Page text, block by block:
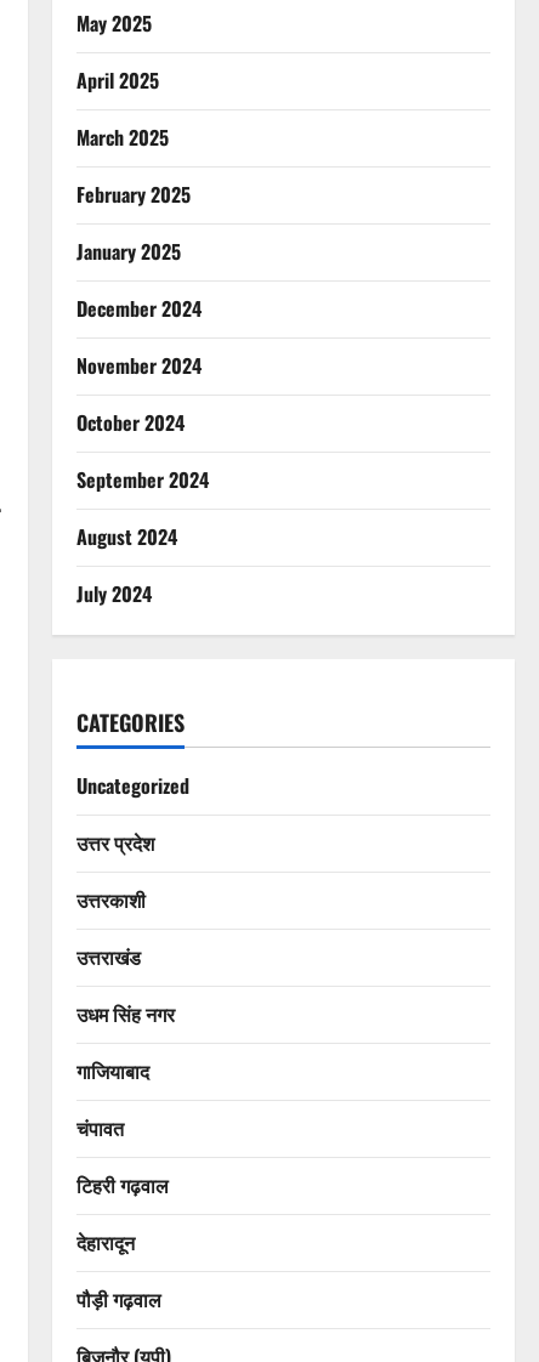
May 2025
April 2025
March 2025
February 2025
January 2025
December 2024
November 2024
October 2024
September 2024
August 2024
July 2024
CATEGORIES
Uncategorized
उत्तर प्रदेश
उत्तरकाशी
उत्तराखंड
उधम सिंह नगर
गाजियाबाद
चंपावत
टिहरी गढ़वाल
देहारादून
पौड़ी गढ़वाल
बिजनौर (यूपी)